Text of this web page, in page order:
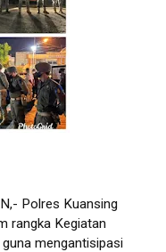
Polres Kuansing
rangka Kegiatan
mengantisipasi